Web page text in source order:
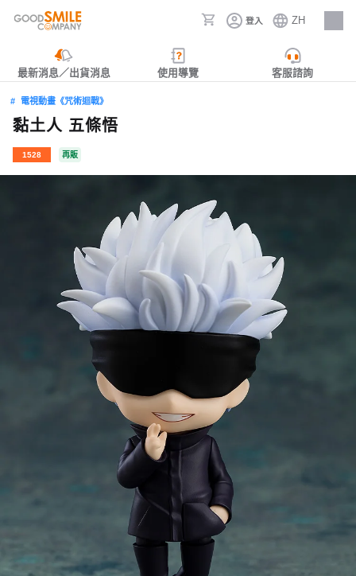
登入 ZH
人才招募
最新消息／出貨消息 使用導覽 客服諮詢
電視動畫《咒術迴戰》
黏土人 五條悟
1528 再販